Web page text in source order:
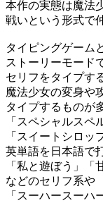
本作の実態は魔法
戦いという形式で
タイピングゲーム
ストーリーモード
セリフをタイプす
魔法少女の変身や
タイプするものが
「スペシャルスペ
「スイートシロッ
英単語を日本語で
「私と遊ぼう」「
などのセリフ系や
「スーハースーハ